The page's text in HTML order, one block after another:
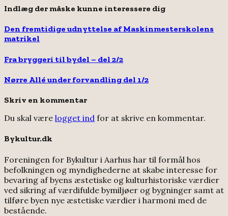
Indlæg der måske kunne interessere dig
Den fremtidige udnyttelse af Maskinmesterskolens
matrikel
Fra bryggeri til bydel – del 2/2
Nørre Allé under forvandling del 1/2
Skriv en kommentar
Du skal være logget ind for at skrive en kommentar.
Bykultur.dk
Foreningen for Bykultur i Aarhus har til formål hos
befolkningen og myndighederne at skabe interesse for
bevaring af byens æstetiske og kulturhistoriske værdier
ved sikring af værdifulde bymiljøer og bygninger samt at
tilføre byen nye æstetiske værdier i harmoni med de
bestående.